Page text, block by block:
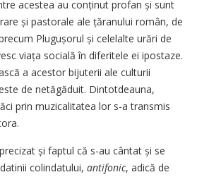
acestea au conținut profan și sunt
și pastorale ale țăranului român, de
Plugușorul și celelalte urări de
viața socială în diferitele ei ipostaze.
a acestor bijuterii ale culturii
de netăgăduit. Dintotdeauna,
prin muzicalitatea lor s-a transmis
și faptul că s-au cântat și se
colindatului, antifonic, adică de